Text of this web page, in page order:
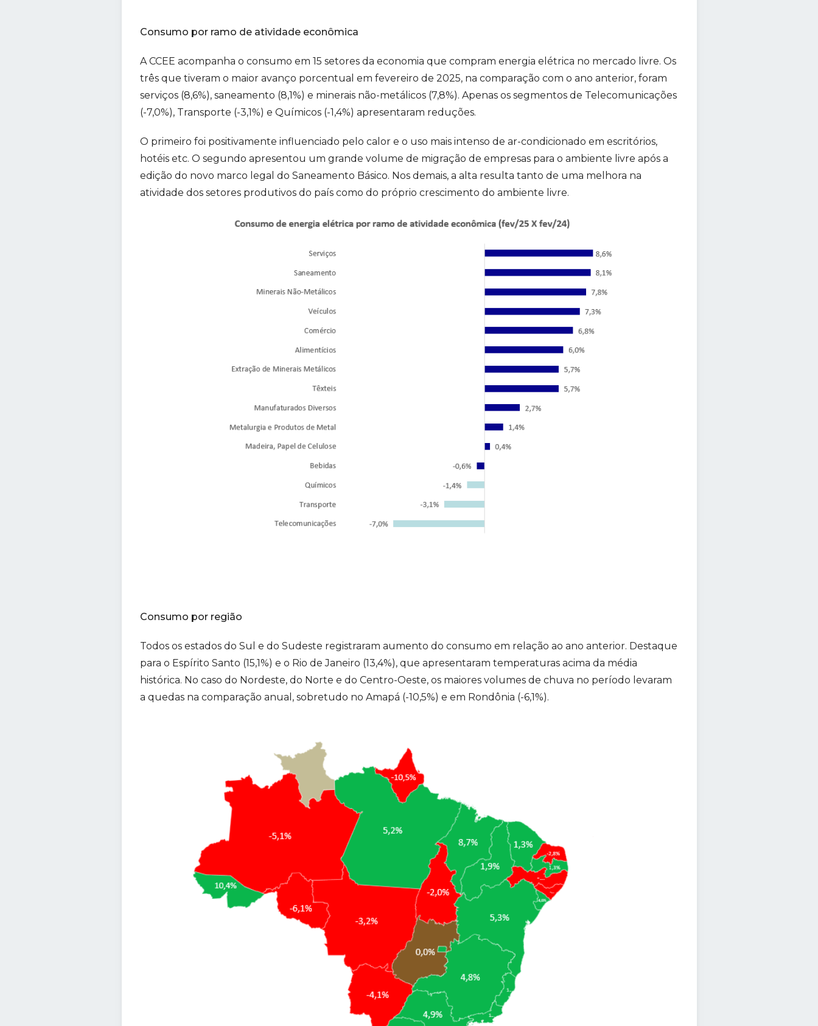
Consumo por ramo de atividade econômica
A CCEE acompanha o consumo em 15 setores da economia que compram energia elétrica no mercado livre. Os
três que tiveram o maior avanço porcentual em fevereiro de 2025, na comparação com o ano anterior, foram
serviços (8,6%), saneamento (8,1%) e minerais não-metálicos (7,8%). Apenas os segmentos de Telecomunicações
(-7,0%), Transporte (-3,1%) e Químicos (-1,4%) apresentaram reduções.
O primeiro foi positivamente influenciado pelo calor e o uso mais intenso de ar-condicionado em escritórios,
hotéis etc. O segundo apresentou um grande volume de migração de empresas para o ambiente livre após a
edição do novo marco legal do Saneamento Básico. Nos demais, a alta resulta tanto de uma melhora na
atividade dos setores produtivos do país como do próprio crescimento do ambiente livre.
Consumo por região
Todos os estados do Sul e do Sudeste registraram aumento do consumo em relação ao ano anterior. Destaque
para o Espírito Santo (15,1%) e o Rio de Janeiro (13,4%), que apresentaram temperaturas acima da média
histórica. No caso do Nordeste, do Norte e do Centro-Oeste, os maiores volumes de chuva no período levaram
a quedas na comparação anual, sobretudo no Amapá (-10,5%) e em Rondônia (-6,1%).